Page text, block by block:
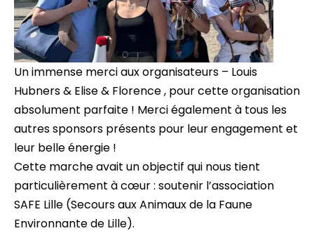
Un immense merci aux organisateurs – Louis
Hubners & Elise & Florence , pour cette organisation
absolument parfaite ! Merci également à tous les
autres sponsors présents pour leur engagement et
leur belle énergie !
Cette marche avait un objectif qui nous tient
particulièrement à cœur : soutenir l’association
SAFE Lille (Secours aux Animaux de la Faune
Environnante de Lille).